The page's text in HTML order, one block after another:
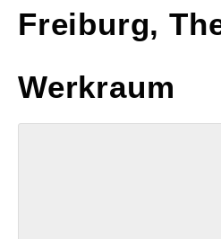
Freiburg,
Werkraum